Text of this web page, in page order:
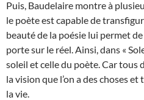
Puis, Baudelaire montre à
le poète est capable de
beauté de la poésie lui permet de
porte sur le réel. Ainsi, dans «
soleil et celle du poète. Car tous
la vision que l’on a des choses
la vie.